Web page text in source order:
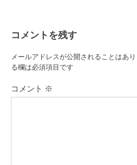
ー
シ
ョ
コメントを残す
メールアドレスが公開されることはあり
る欄は必須項目です
コメント ※